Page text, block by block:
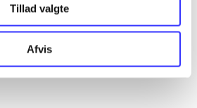
Tillad valgte
Afvis